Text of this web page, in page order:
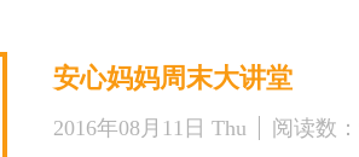
员及准妈妈们报名预约后均可参加
高新店 地址：桃园南路29号锦园小
路、2路、251路、 公交站名：锦
便，本身孕期妈妈们就怕热，所以
位孕妈们安排了国家一级营养师——
安心妈妈周末大讲堂
2016年08月11日 Thu 阅读数：